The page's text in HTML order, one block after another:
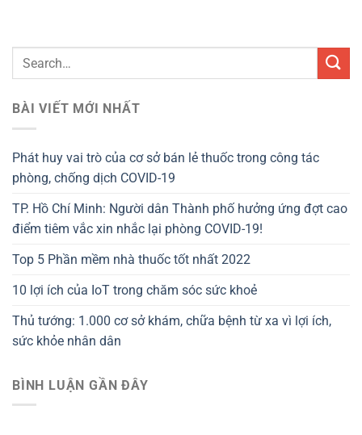
BÀI VIẾT MỚI NHẤT
Phát huy vai trò của cơ sở bán lẻ thuốc trong công tác
phòng, chống dịch COVID-19
TP. Hồ Chí Minh: Người dân Thành phố hưởng ứng đợt cao
điểm tiêm vắc xin nhắc lại phòng COVID-19!
Top 5 Phần mềm nhà thuốc tốt nhất 2022
10 lợi ích của IoT trong chăm sóc sức khoẻ
Thủ tướng: 1.000 cơ sở khám, chữa bệnh từ xa vì lợi ích,
sức khỏe nhân dân
BÌNH LUẬN GẦN ĐÂY